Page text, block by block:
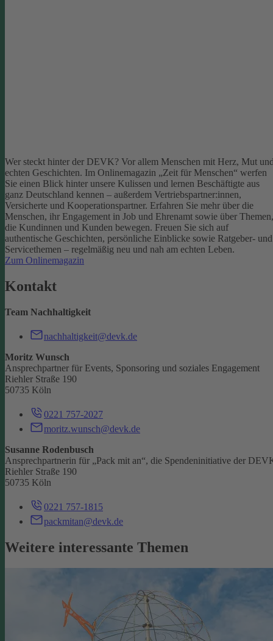
Wer steckt hinter der DEVK? Vor allem Menschen mit Herz, Mut
echten Geschichten. Im Onlinemagazin „Zeit für Menschen“ werfen
Sie einen Blick hinter unsere Kulissen und lernen Beschäftigte aus
ganz Deutschland kennen – außerdem Vertriebspartner:innen,
Versicherte und Kooperationspartner. Erfahren Sie mehr über die
Menschen, ihr Engagement in Job und Ehrenamt sowie über Themen,
die Kundinnen und Kunden bewegen. Freuen Sie sich auf
authentische Geschichten, persönliche Einblicke sowie Ratgeber- und
Servicethemen – regelmäßig neu und nah am echten Leben.
Zum Onlinemagazin
Kontakt
Team Nachhaltigkeit
nachhaltigkeit@devk.de
Moritz Wunsch
Ansprechpartner für Events, Sponsoring und soziales Engagement
Riehler Straße 190
50735 Köln
0221 757-2027
moritz.wunsch@devk.de
Susanne Rodenbusch
Ansprechpartnerin für „Pack mit an“, die Spendeninitiative der
Riehler Straße 190
50735 Köln
0221 757-1815
packmitan@devk.de
Weitere interessante Themen